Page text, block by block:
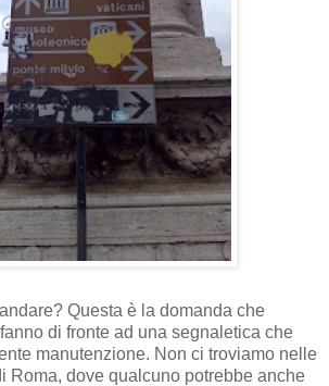
Questa è la domanda che
di fronte ad una segnaletica che
manutenzione. Non ci troviamo nelle
Roma, dove qualcuno potrebbe anche